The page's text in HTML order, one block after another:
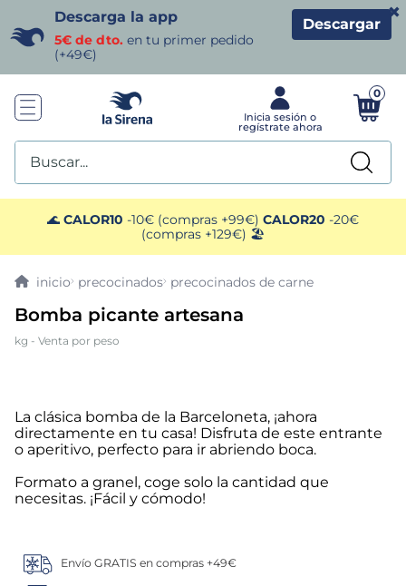
Descarga la app
5€ de dto. en tu primer pedido
(+49€)
Descargar
×
0
Buscar...
🌊 CALOR10 -10€ (compras +99€) CALOR20 -20€
(compras +129€) 🏖️
precocinados precocinados de carne
Bomba picante artesana
kg - Venta por peso
La clásica bomba de la Barceloneta, ¡ahora
directamente en tu casa! Disfruta de este entrante
o aperitivo, perfecto para ir abriendo boca.
Formato a granel, coge solo la cantidad que
necesitas. ¡Fácil y cómodo!
Envío GRATIS en compras +49€
TÉRMINOS MÁS BUSCADOS
1. helados sirena
3. patatas
5. verduras
6. croquetas
8. gambon